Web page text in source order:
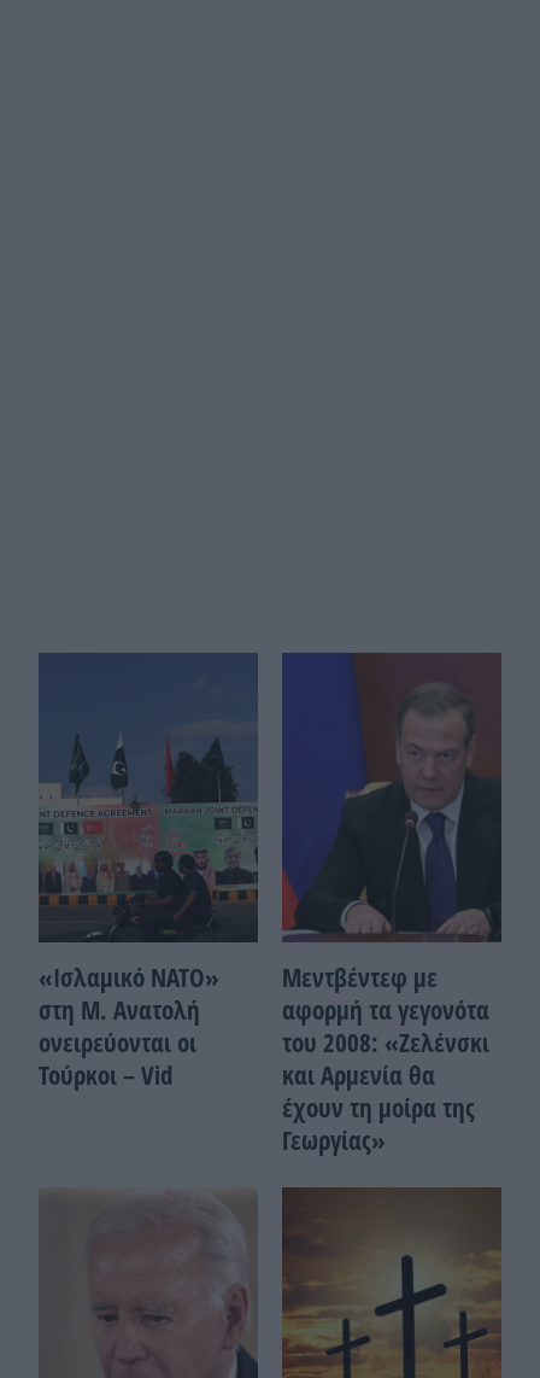
«Ισλαμικό ΝΑΤΟ»
στη Μ. Ανατολή
ονειρεύονται οι
Τούρκοι – Vid
Μεντβέντεφ με
αφορμή τα γεγονότα
του 2008: «Ζελένσκι
και Αρμενία θα
έχουν τη μοίρα της
Γεωργίας»